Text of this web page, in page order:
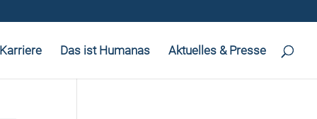
Das ist Humanas Aktuelles & Presse